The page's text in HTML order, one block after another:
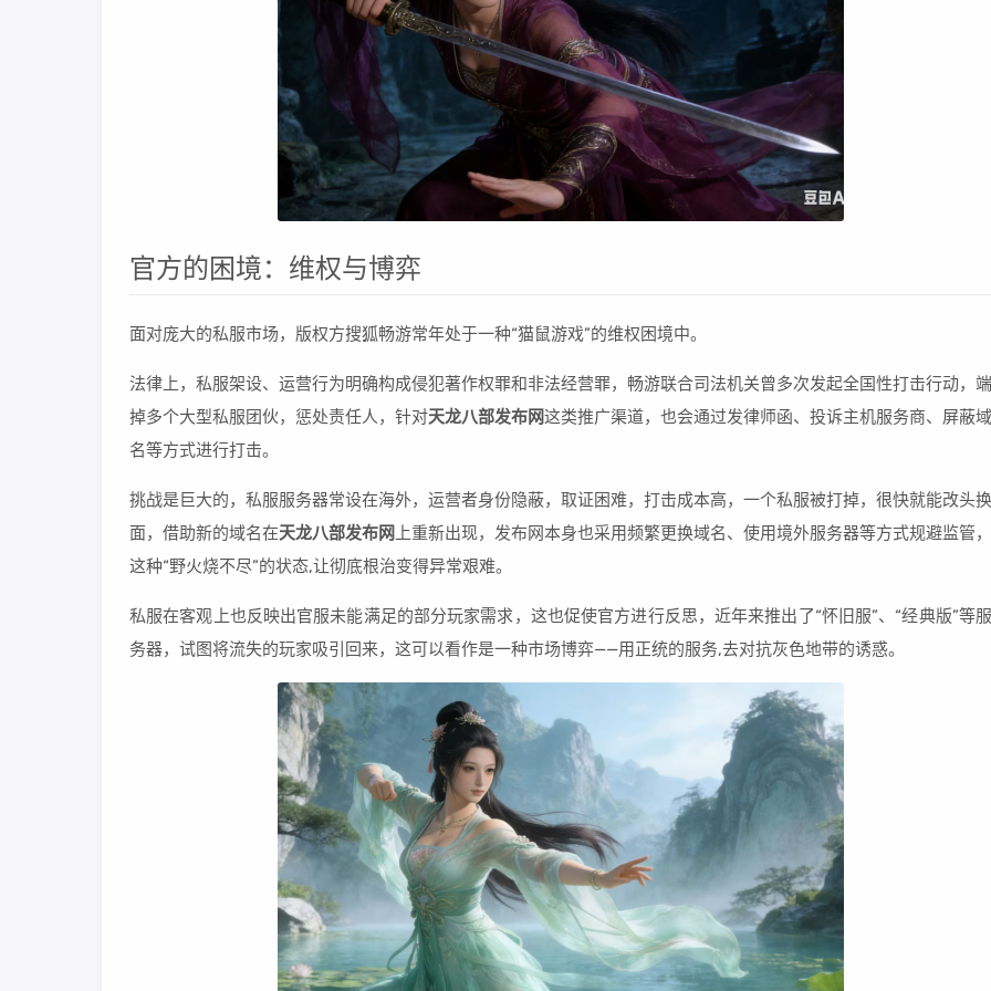
官方的困境：维权与博弈
面对庞大的私服市场，版权方搜狐畅游常年处于一种“猫鼠游戏”的维权困境中。
法律上，私服架设、运营行为明确构成侵犯著作权罪和非法经营罪，畅游联合司法机关曾多次发起全国性打击行动，端
掉多个大型私服团伙，惩处责任人，针对天龙八部发布网这类推广渠道，也会通过发律师函、投诉主机服务商、屏蔽域
名等方式进行打击。
挑战是巨大的，私服服务器常设在海外，运营者身份隐蔽，取证困难，打击成本高，一个私服被打掉，很快就能改头换
面，借助新的域名在天龙八部发布网 上重新出现，发布网本身也采用频繁更换域名、使用境外服务器等方式规避监管，
这种“野火烧不尽”的状态,让彻底根治变得异常艰难。
私服在客观上也反映出官服未能满足的部分玩家需求，这也促使官方进行反思，近年来推出了“怀旧服”、“经典版”等服
务器，试图将流失的玩家吸引回来，这可以看作是一种市场博弈——用正统的服务,去对抗灰色地带的诱惑。